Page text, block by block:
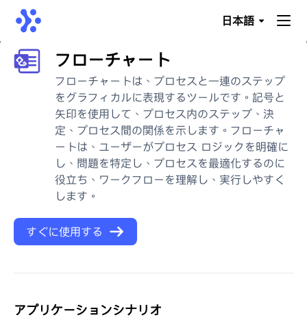
日本語
フローチャート
フローチャートは、プロセスと一連のステップ
をグラフィカルに表現するツールです。記号と
矢印を使用して、プロセス内のステップ、決
定、プロセス間の関係を示します。フローチャ
ートは、ユーザーがプロセス ロジックを明確に
し、問題を特定し、プロセスを最適化するのに
役立ち、ワークフローを理解し、実行しやすく
します。
すぐに使用する
アプリケーションシナリオ